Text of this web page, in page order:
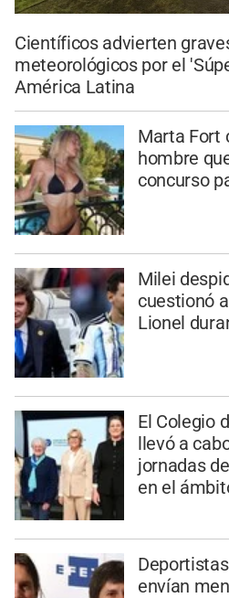
Científicos advierten
meteorológicos por el
América Latina
Marta Fort
hombre
concurso
Milei
cuestionó
Lionel
El Colegio
llevó a
jornadas
en el
envían